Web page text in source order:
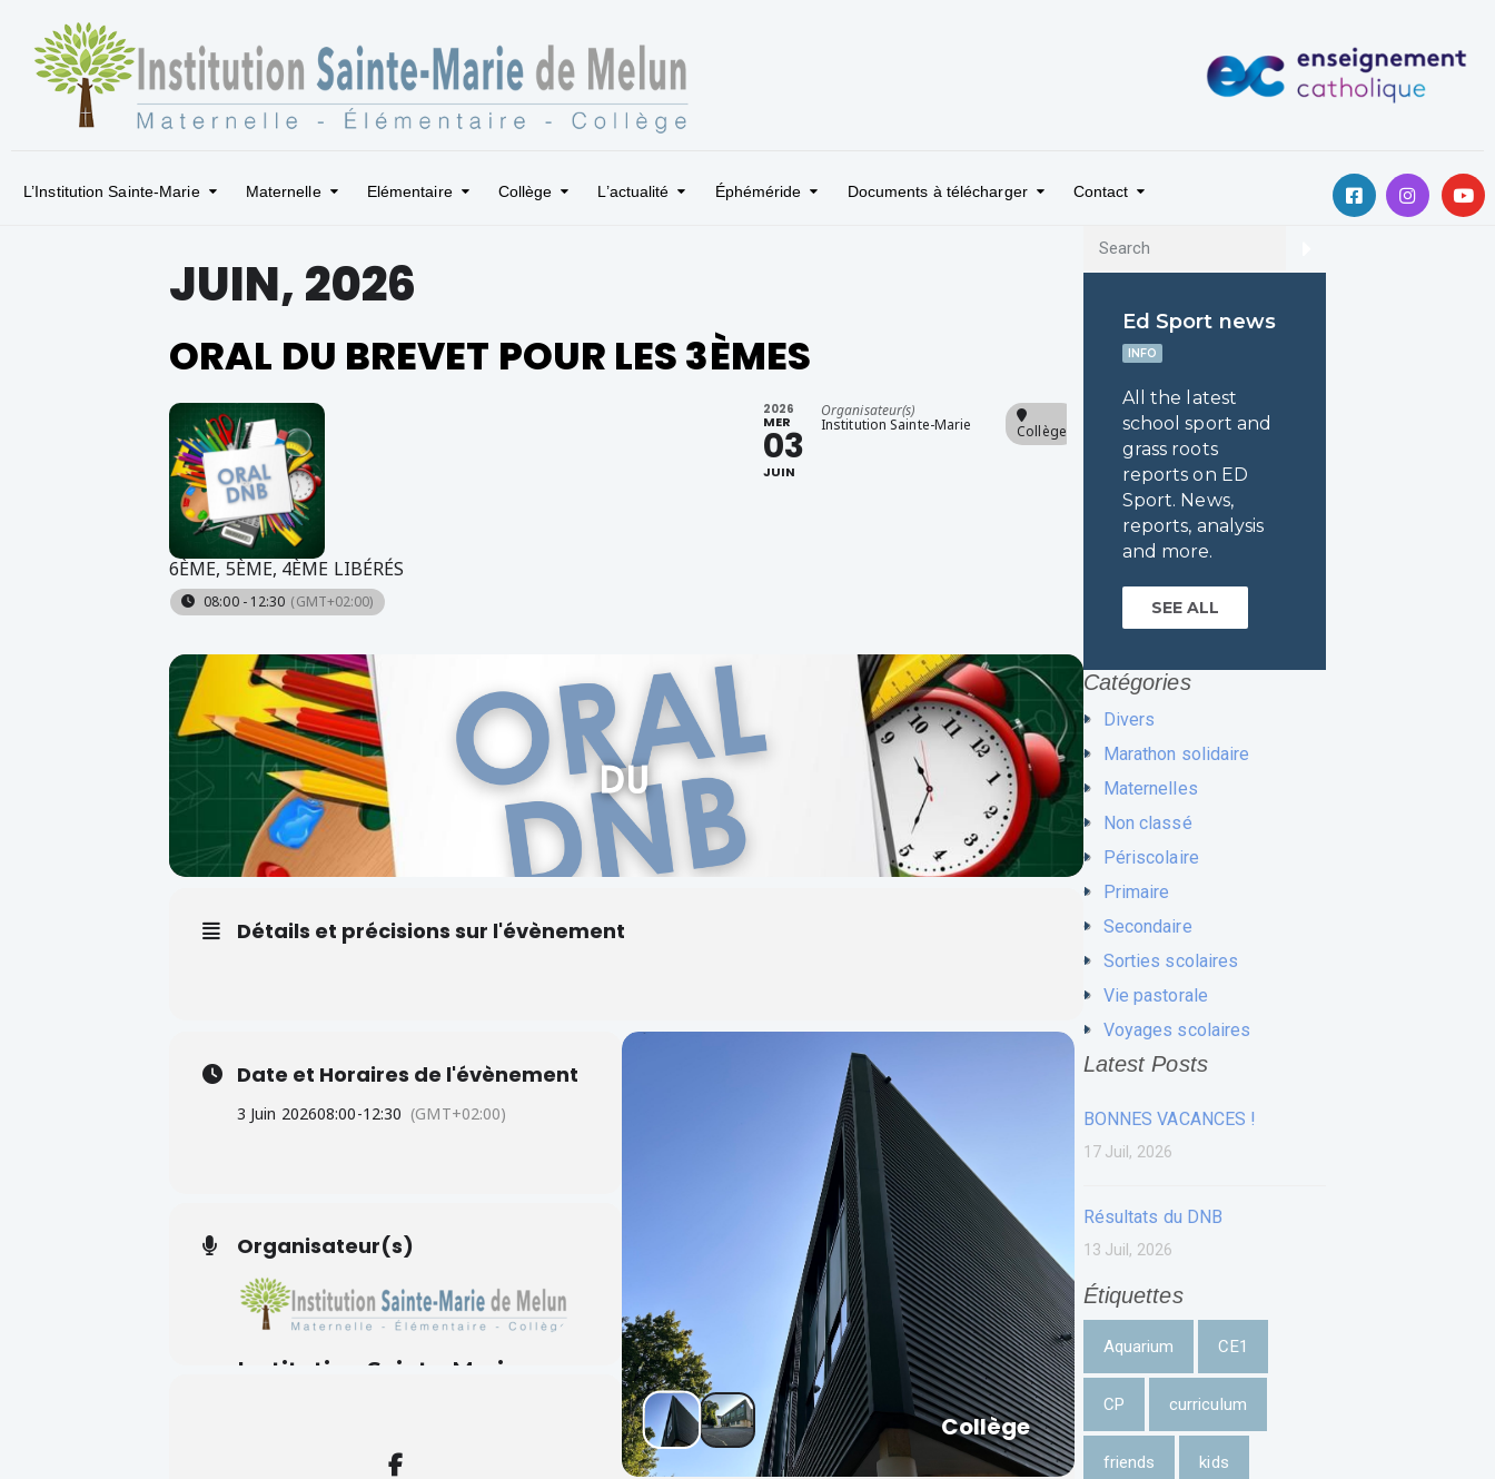
L’Institution Sainte-Marie Maternelle Elémentaire Collège L’actualité Éphéméride Documents à télécharger Contact
JUIN, 2026
ORAL DU BREVET POUR LES 3ÈMES
6ÈME, 5ÈME, 4ÈME LIBÉRÉS
08:00 - 12:30 (GMT+02:00)
2026
MER
03
JUIN
Organisateur(s)
Institution Sainte-Marie Collège
Détails et précisions sur l'évènement
Collège
Date et Horaires de l'évènement
3 Juin 202608:00-12:30 (GMT+02:00)
Organisateur(s)
Institution Sainte-Marie
Ed Sport news
INFO
All the latest
school sport and
grass roots
reports on ED
Sport. News,
reports, analysis
and more.
SEE ALL
Catégories
Divers
Marathon solidaire
Maternelles
Non classé
Périscolaire
Primaire
Secondaire
Sorties scolaires
Vie pastorale
Voyages scolaires
Latest Posts
BONNES VACANCES !
17 Juil, 2026
Résultats du DNB
13 Juil, 2026
Étiquettes
Aquarium CE1
CP curriculum
friends kids